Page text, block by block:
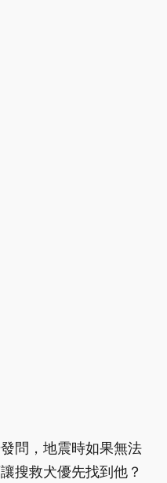
問，地震時如果無法
搜救犬優先找到他？